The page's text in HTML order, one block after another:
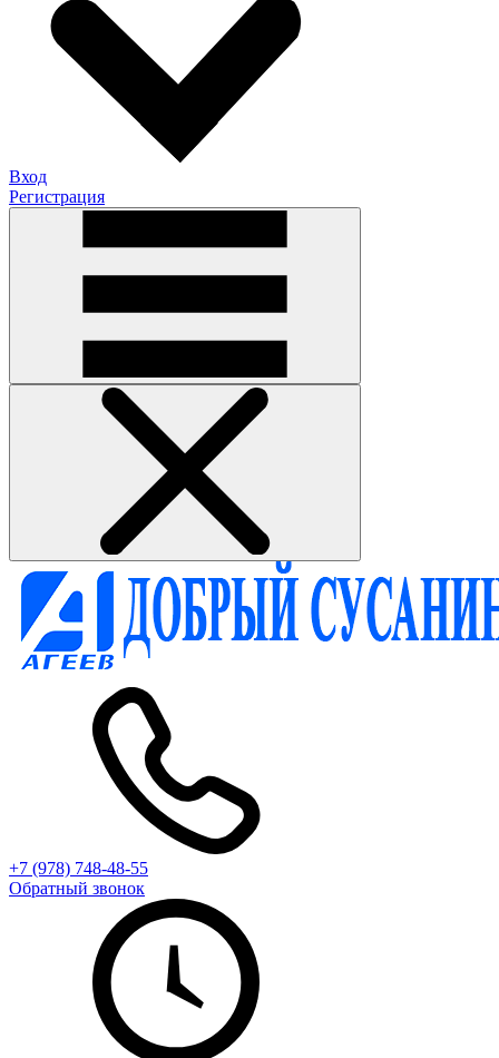
Вход
Регистрация
+7 (978) 748-48-55
Обратный звонок